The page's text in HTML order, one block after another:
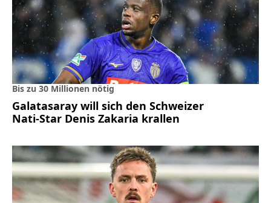
Bis zu 30 Millionen nötig
Galatasaray will sich den Schweizer
Nati-Star Denis Zakaria krallen